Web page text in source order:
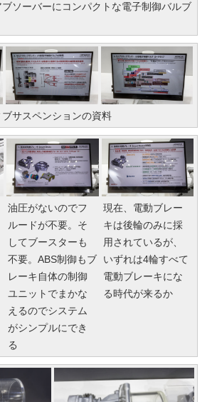
ソーバーにコンパクトな電子制御バルブ
サスペンションの資料
油圧がないのでフ
ルードが不要。そ
してブースターも
不要。ABS制御もブ
レーキ自体の制御
ユニットでまかな
えるのでシステム
がシンプルにでき
る
現在、電動ブレー
キは後輪のみに採
用されているが、
いずれは4輪すべて
電動ブレーキにな
る時代が来るか